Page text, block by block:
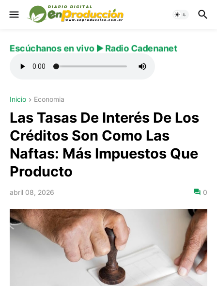
Escúchanos en vivo ▶️ Radio Cadenanet
Inicio Economia
Las Tasas De Interés De Los
Créditos Son Como Las
Naftas: Más Impuestos Que
Producto
abril 08, 2026 0